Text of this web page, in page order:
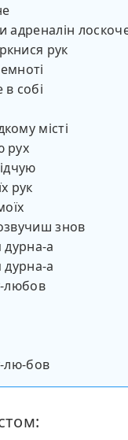
адреналін
рук
собі
місті
рух
рук
знов
дурна-а
дурна-а
любов
лю-бов